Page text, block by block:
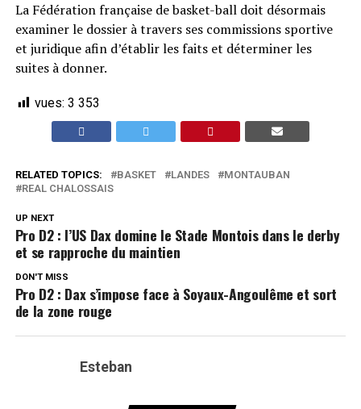
La Fédération française de basket-ball doit désormais
examiner le dossier à travers ses commissions sportive
et juridique afin d’établir les faits et déterminer les
suites à donner.
vues: 3 353
RELATED TOPICS: BASKET LANDES
MONTAUBAN
REAL CHALOSSAIS
UP NEXT
Pro D2 : l’US Dax domine le Stade Montois dans le derby
et se rapproche du maintien
DON'T MISS
Pro D2 : Dax s’impose face à Soyaux-Angoulême et sort
de la zone rouge
Esteban